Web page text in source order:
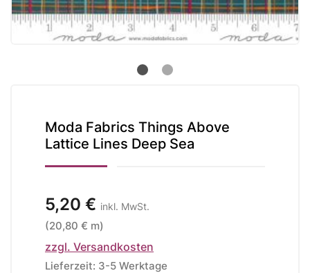
Moda Fabrics Things Above
Lattice Lines Deep Sea
5,20 € inkl. MwSt.
(20,80 € m)
zzgl. Versandkosten
Lieferzeit: 3-5 Werktage